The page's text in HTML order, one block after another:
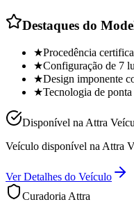
Destaques do
★Procedência
★Configuração de 7
★Design imponente
★Tecnologia de ponta
Disponível na Attra
Veículo disponível na Attra
Ver Detalhes do Veículo
Curadoria Attra